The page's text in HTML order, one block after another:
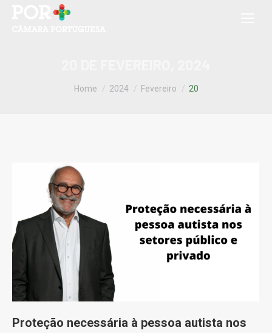
You are here:
Home 2024 Fevereiro 20
Proteção necessária à pessoa autista nos